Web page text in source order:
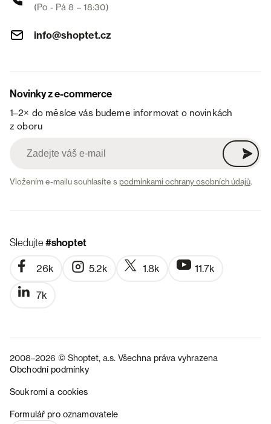
(Po - Pá 8 – 18:30)
info@shoptet.cz
Novinky z e-commerce
1–2× do měsíce vás budeme informovat o novinkách
z oboru
Vložením e-mailu souhlasíte spodmínkami ochrany osobních údajů.
Sledujte#shoptet
26k 5.2k 1.8k 11.7k
7k
2008–2026 © Shoptet, a.s. Všechna práva vyhrazena
Obchodní podmínky
Soukromí a cookies
Formulář pro oznamovatele